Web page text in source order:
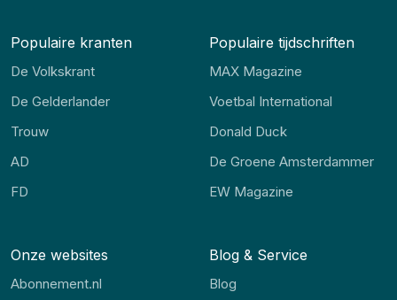
Populaire kranten
De Volkskrant
De Gelderlander
Trouw
AD
FD
Populaire tijdschriften
MAX Magazine
Voetbal International
Donald Duck
De Groene Amsterdammer
EW Magazine
Onze websites
Abonnement.nl
Blog & Service
Blog